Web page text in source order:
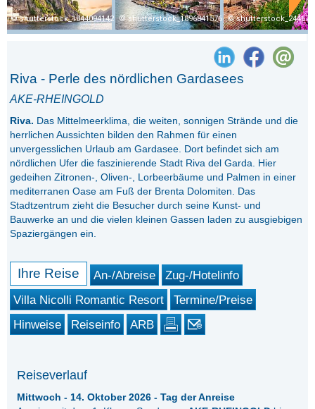
shutterstock_1844094142 shutterstock_1896841576
Riva - Perle des nördlichen Gardasees
AKE-RHEINGOLD
Riva. Das Mittelmeerklima, die weiten, sonnigen Strände und die
herrlichen Aussichten bilden den Rahmen für einen
unvergesslichen Urlaub am Gardasee. Dort befindet sich am
nördlichen Ufer die faszinierende Stadt Riva del Garda. Hier
gedeihen Zitronen-, Oliven-, Lorbeerbäume und Palmen in einer
mediterranen Oase am Fuß der Brenta Dolomiten. Das
Stadtzentrum zieht die Besucher durch seine Kunst- und
Bauwerke an und die vielen kleinen Gassen laden zu ausgiebigen
Spaziergängen ein.
Ihre Reise An-/Abreise
Zug-/Hotelinfo
Villa Nicolli Romantic Resort
Termine/Preise
Hinweise
Reiseinfo ARB
Reiseverlauf
Mittwoch - 14. Oktober 2026 - Tag der Anreise